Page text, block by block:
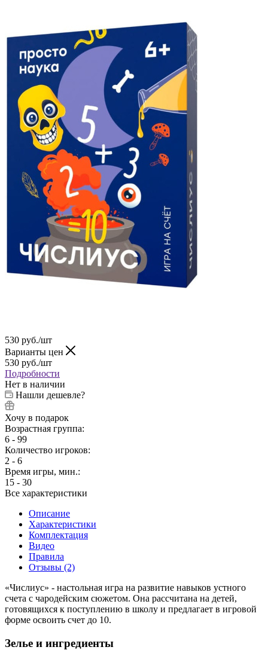
530 руб./шт
Варианты цен
530 руб./шт
Подробности
Нет в наличии
Нашли дешевле?
Хочу в подарок
Возрастная группа:
6 - 99
Количество игроков:
2 - 6
Время игры, мин.:
15 - 30
Все характеристики
Описание
Характеристики
Комплектация
Видео
Правила
Отзывы (2)
«Числиус» - настольная игра на развитие навыков устного
счета с чародейским сюжетом. Она рассчитана на детей,
готовящихся к поступлению в школу и предлагает в игровой
форме освоить счет до 10.
Зелье и ингредиенты